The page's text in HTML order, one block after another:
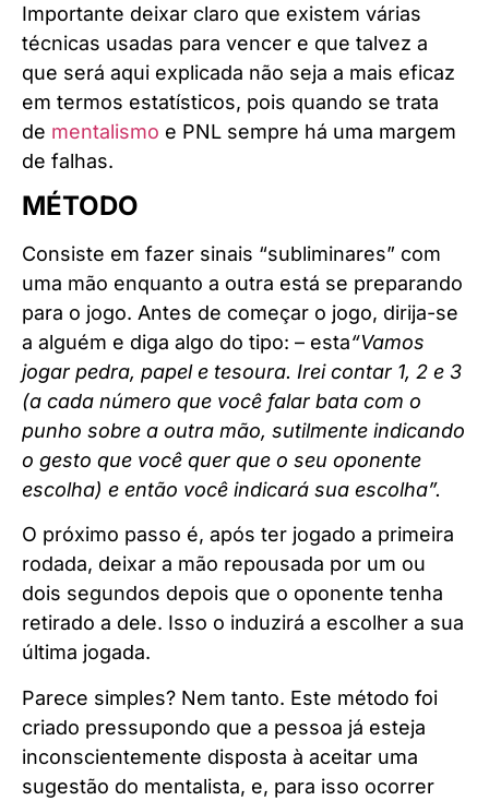
Importante deixar claro que existem várias
técnicas usadas para vencer e que talvez a
que será aqui explicada não seja a mais eficaz
em termos estatísticos, pois quando se trata
de mentalismo e PNL sempre há uma margem
de falhas.
MÉTODO
Consiste em fazer sinais “subliminares” com
uma mão enquanto a outra está se preparando
para o jogo. Antes de começar o jogo, dirija-se
a alguém e diga algo do tipo: – esta“Vamos
jogar pedra, papel e tesoura. Irei contar 1, 2 e 3
(a cada número que você falar bata com o
punho sobre a outra mão, sutilmente indicando
o gesto que você quer que o seu oponente
escolha) e então você indicará sua escolha”.
O próximo passo é, após ter jogado a primeira
rodada, deixar a mão repousada por um ou
dois segundos depois que o oponente tenha
retirado a dele. Isso o induzirá a escolher a sua
última jogada.
Parece simples? Nem tanto. Este método foi
criado pressupondo que a pessoa já esteja
inconscientemente disposta à aceitar uma
sugestão do mentalista, e, para isso ocorrer